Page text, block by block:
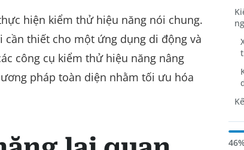
hiện kiểm thử hiệu năng nói chung.
cần thiết cho một ứng dụng di động và
công cụ kiểm thử hiệu năng nâng
pháp toàn diện nhằm tối ưu hóa